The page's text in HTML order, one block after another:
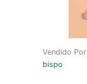
Vendido
bispo